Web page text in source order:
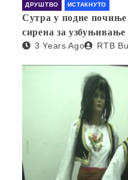
ДРУШТВО ИСТАКНУТО
Сутра у подне
сирена за узбуњивање
3 Years Ago RTB